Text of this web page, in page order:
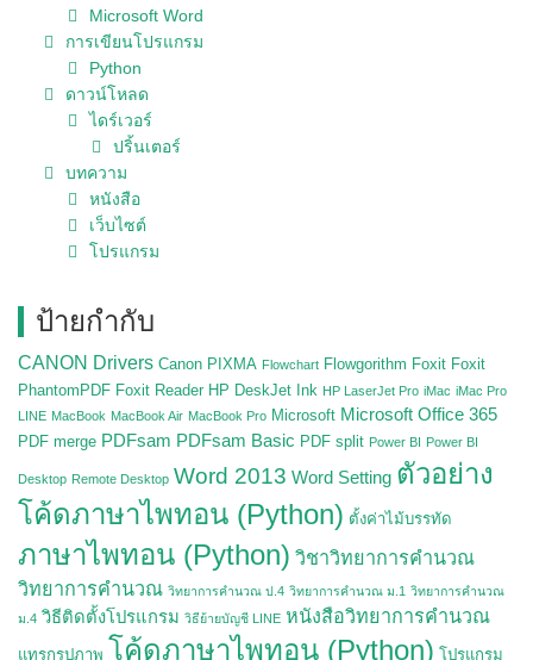
Microsoft Word
การเขียนโปรแกรม
Python
ดาวน์โหลด
ไดร์เวอร์
ปริ้นเตอร์
บทความ
หนังสือ
เว็บไซต์
โปรแกรม
ป้ายกำกับ
CANON Drivers Canon PIXMA Flowchart Flowgorithm Foxit Foxit
PhantomPDF Foxit Reader HP DeskJet Ink HP LaserJet Pro iMac iMac Pro
LINE MacBook MacBook Air MacBook Pro Microsoft Microsoft Office 365
PDF merge PDFsam PDFsam Basic PDF split Power BI Power BI
Desktop Remote Desktop Word 2013 Word Setting ตัวอย่าง
โค้ดภาษาไพทอน (Python) ตั้งค่าไม้บรรทัด
ภาษาไพทอน (Python) วิชาวิทยาการคำนวณ
วิทยาการคำนวณ วิทยาการคำนวณ ป.4 วิทยาการคำนวณ ม.1 วิทยาการคำนวณ
ม.4 วิธีติดตั้งโปรแกรม วิธีย้ายบัญชี LINE หนังสือวิทยาการคำนวณ
แทรกรูปภาพ โค้ดภาษาไพทอน (Python) โปรแกรม